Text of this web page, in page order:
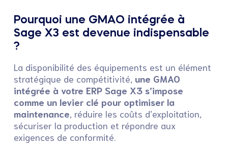
Pourquoi une GMAO intégrée à
Sage X3 est devenue indispensable
?
La disponibilité des équipements est un élément
stratégique de compétitivité, une GMAO
intégrée à votre ERP Sage X3 s’impose
comme un levier clé pour optimiser la
maintenance, réduire les coûts d’exploitation,
sécuriser la production et répondre aux
exigences de conformité.